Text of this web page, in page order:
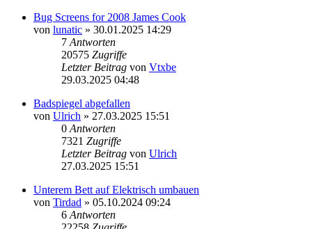
Bug Screens for 2008 James Cook
von lunatic » 30.01.2025 14:29
7 Antworten
20575 Zugriffe
Letzter Beitrag von Vtxbe
29.03.2025 04:48
Badspiegel abgefallen
von Ulrich » 27.03.2025 15:51
0 Antworten
7321 Zugriffe
Letzter Beitrag von Ulrich
27.03.2025 15:51
Unterem Bett auf Elektrisch umbauen
von Tirdad » 05.10.2024 09:24
6 Antworten